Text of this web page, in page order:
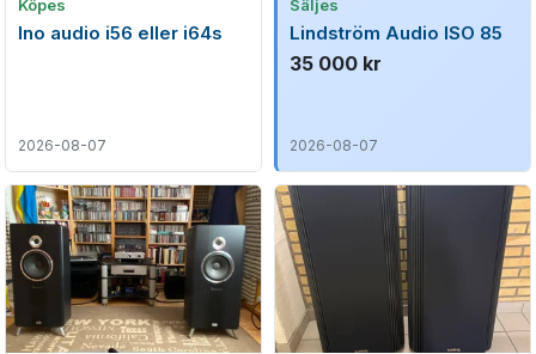
Köpes
Ino audio i56 eller i64s
2026-08-07
Säljes
Lindström Audio ISO 85
35 000 kr
2026-08-07